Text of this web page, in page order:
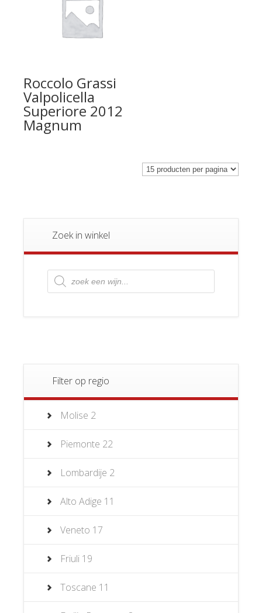
Roccolo Grassi
Valpolicella
Superiore 2012
Magnum
Zoek in winkel
Producten
zoeken
Filter op regio
Molise 2
Piemonte 22
Lombardije 2
Alto Adige 11
Veneto 17
Friuli 19
Toscane 11